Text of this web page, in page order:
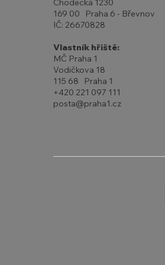
Chodecká 1230
169 00 Praha 6 - Břevnov
IČ: 26670828
Vlastník hřiště:
MČ Praha 1
Vodičkova 18
115 68 Praha 1
+420 221 097 111
posta@praha1.cz